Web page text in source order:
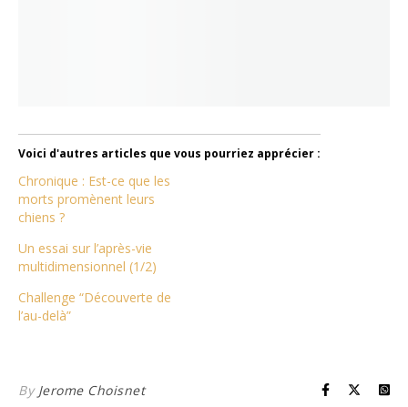
Voici d'autres articles que vous pourriez apprécier :
Chronique : Est-ce que les
morts promènent leurs
chiens ?
Un essai sur l’après-vie
multidimensionnel (1/2)
Challenge “Découverte de
l’au-delà”
By Jerome Choisnet